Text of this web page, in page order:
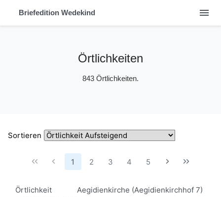
Briefedition Wedekind menu
Örtlichkeiten
843 Örtlichkeiten.
Sortieren
1 2 3 4 5
Örtlichkeit Aegidienkirche (Aegidienkirchhof 7)